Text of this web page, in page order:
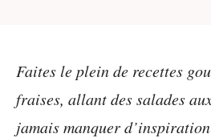
Faites le plein de recettes
fraises, allant des salades
jamais manquer